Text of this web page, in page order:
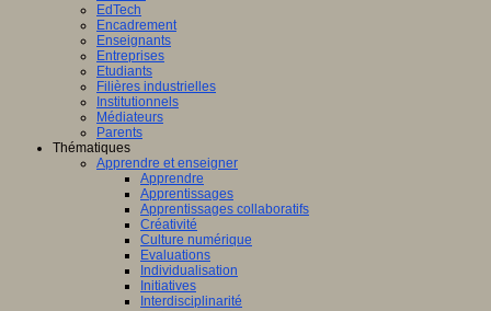
EdTech
Encadrement
Enseignants
Entreprises
Etudiants
Filières industrielles
Institutionnels
Médiateurs
Parents
Thématiques
Apprendre et enseigner
Apprendre
Apprentissages
Apprentissages collaboratifs
Créativité
Culture numérique
Evaluations
Individualisation
Initiatives
Interdisciplinarité